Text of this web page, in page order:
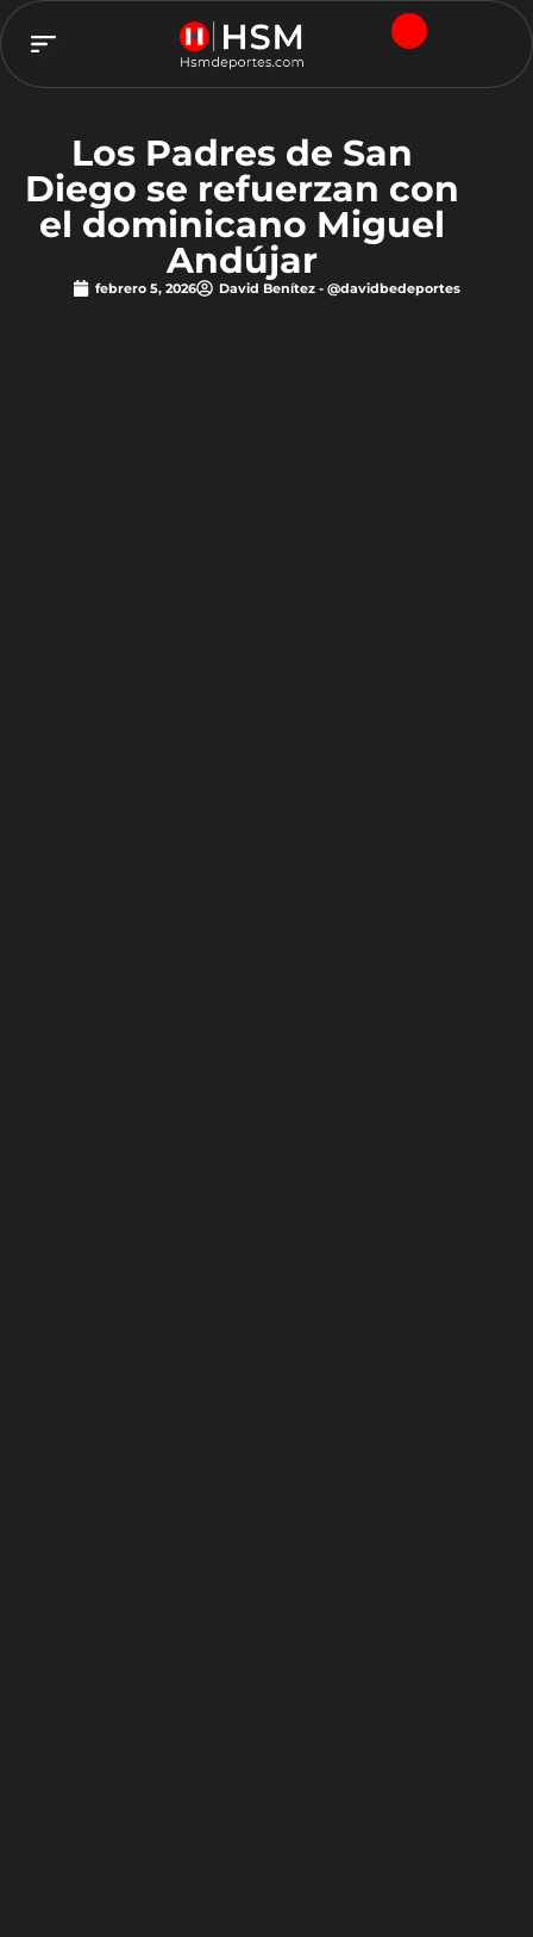
Los Padres de San
Diego se refuerzan con
el dominicano Miguel
Andújar
febrero 5, 2026 David Benítez - @davidbedeportes